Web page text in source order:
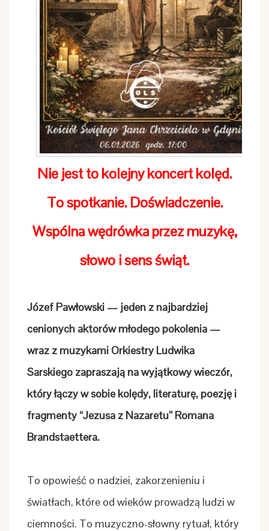
Nie jest to kolejny koncert kolęd.
To spotkanie. Doświadczenie.
Wspólna wędrówka przez muzykę,
słowo i sens świąt.
Józef Pawłowski — jeden z najbardziej
cenionych aktorów młodego pokolenia —
wraz z muzykami Orkiestry Ludwika
Sarskiego zapraszają na wyjątkowy wieczór,
który łączy w sobie kolędy, literaturę, poezję i
fragmenty “Jezusa z Nazaretu” Romana
Brandstaettera.
To opowieść o nadziei, zakorzenieniu i
światłach, które od wieków prowadzą ludzi w
ciemności. To muzyczno-słowny rytuał, który